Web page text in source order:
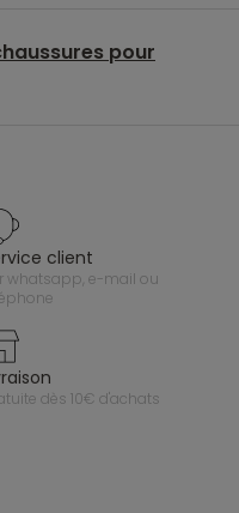
pour
client
dès 10€ d'achats